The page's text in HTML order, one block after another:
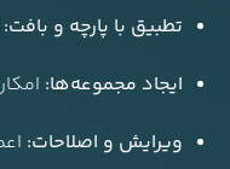
تطبیق با پارچه و بافت:
ایجاد مجموعه‌ها:
ویرایش و اصلاحات: